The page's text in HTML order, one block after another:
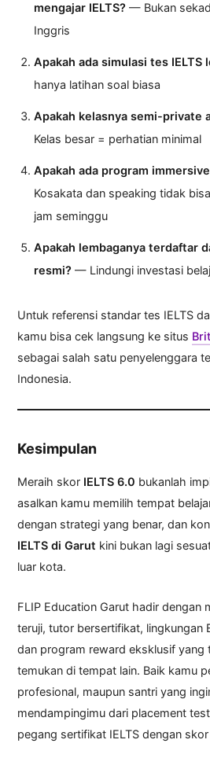
mengajar IELTS? — Bukan
Inggris
Apakah ada simulasi tes IELTS
hanya latihan soal biasa
Apakah kelasnya semi-private
Kelas besar = perhatian minimal
Apakah ada program
Kosakata dan speaking tidak
jam seminggu
Apakah lembaganya terdaftar
resmi? — Lindungi investasi
Untuk referensi standar tes IELTS
kamu bisa cek langsung ke situs
sebagai salah satu penyelenggara
Indonesia.
Kesimpulan
Meraih skor IELTS 6.0 bukanlah
asalkan kamu memilih tempat
dengan strategi yang benar, dan
IELTS di Garut kini bukan lagi
luar kota.
FLIP Education Garut hadir dengan
teruji, tutor bersertifikat, lingkungan
dan program reward eksklusif yang
temukan di tempat lain. Baik kamu
profesional, maupun santri yang
mendampingimu dari placement
pegang sertifikat IELTS dengan